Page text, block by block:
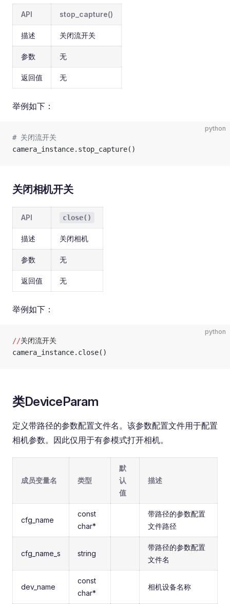
API stop_capture()
描述 关闭流开关
参数 无
返回值 无
举例如下：
python
# 关闭流开关
camera_instance.stop_capture()
关闭相机开关
API close()
描述 关闭相机
参数 无
返回值 无
举例如下：
python
//关闭流开关
camera_instance.close()
类DeviceParam
定义带路径的参数配置文件名。该参数配置文件用于配置
相机参数。因此仅用于有参模式打开相机。
成员变量名 类型
默
认
值
描述
cfg_name
const
char*
带路径的参数配置
文件路径
cfg_name_s string
带路径的参数配置
文件名
dev_name
const
char*
相机设备名称